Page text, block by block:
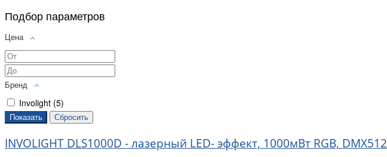
Подбор параметров
Цена
Бренд
Involight (5)
INVOLIGHT DLS1000D - лазерный LED- эффект, 1000мВт RGB, DMX512